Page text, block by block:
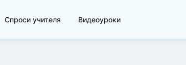
Спроси учителя Видеоуроки